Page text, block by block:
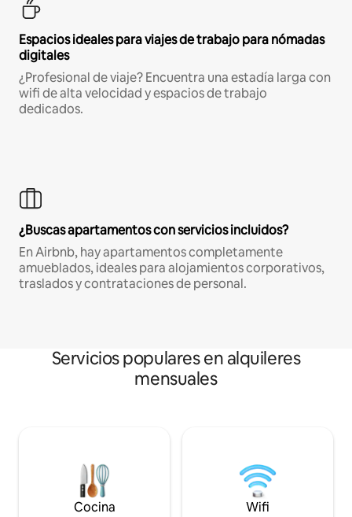
Espacios ideales para viajes de trabajo para nómadas
digitales
¿Profesional de viaje? Encuentra una estadía larga con
wifi de alta velocidad y espacios de trabajo
dedicados.
¿Buscas apartamentos con servicios incluidos?
En Airbnb, hay apartamentos completamente
amueblados, ideales para alojamientos corporativos,
traslados y contrataciones de personal.
Servicios populares en alquileres
mensuales
Cocina Wifi